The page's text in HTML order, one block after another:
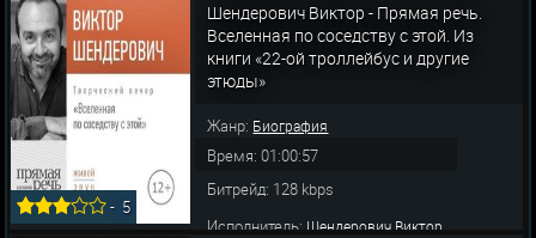
- 5
Шендерович Виктор - Прямая речь.
Вселенная по соседству с этой. Из
книги «22-ой троллейбус и другие
этюды»
Жанр: Биография
Время: 01:00:57
Битрейд: 128 kbps
Исполнитель: Шендерович Виктор